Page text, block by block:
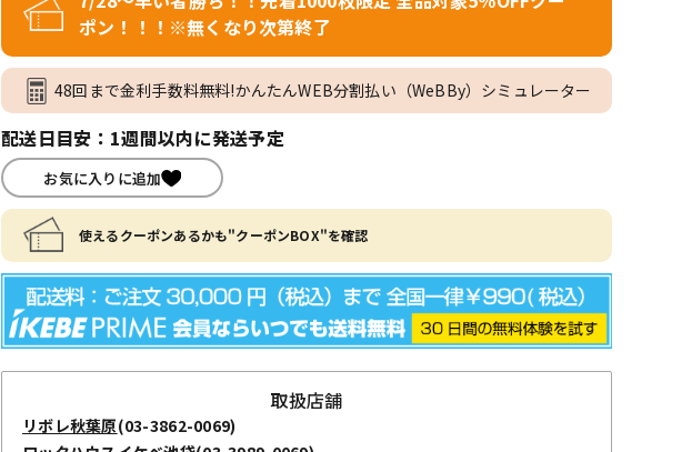
ポン！！！※無くなり次第終了
48回まで金利手数料無料!かんたんWEB分割払い（WeBBy）シミュレーター
配送日目安：1週間以内に発送予定
お気に入りに追加
使えるクーポンあるかも"クーポンBOX"を確認
取扱店舗
リボレ秋葉原(03-3862-0069)